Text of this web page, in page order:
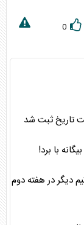
0
تاریخ ثبت شد
والیبال ۲۰۲۵ / پیروزی ایران و ۵ تیم دیگر در هفته دوم